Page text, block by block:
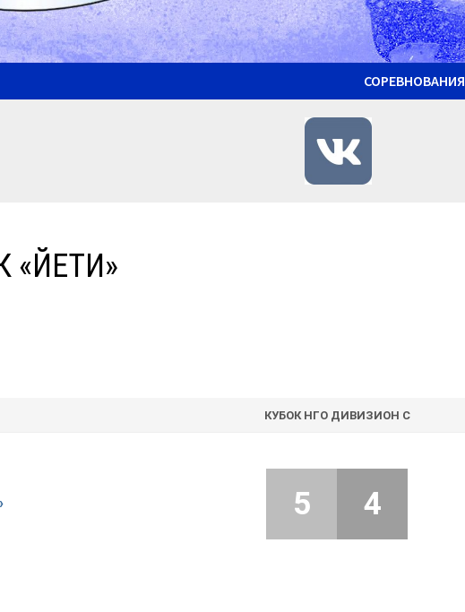
СОРЕВНОВАНИЯ
«ЙЕТИ»
КУБОК НГО ДИВИЗИОН С
5 4